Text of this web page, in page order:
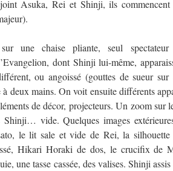
Asuka, Rei et Shinji, ils
une chaise pliante, seul spectateur
dont Shinji lui-même,
ou angoissé (gouttes de sueur
deux mains. On voit ensuite différents
de décor, projecteurs. Un zoom sur
vide. Quelques images
le lit sale et vide de Rei, la
Hikari Horaki de dos, le crucifix de
une tasse cassée, des valises. Shinji